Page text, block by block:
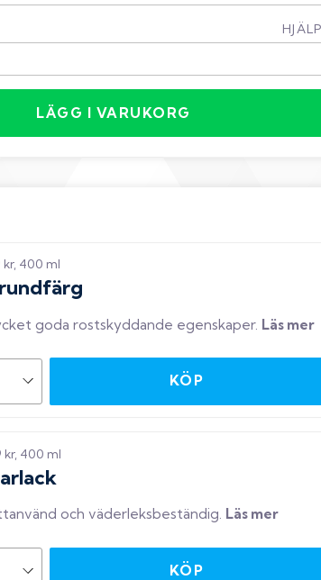
HJÄLP
LÄGG I VARUKORG
kr, 400 ml
goda rostskyddande egenskaper. Läs mer
KÖP
kr, 400 ml
och väderleksbeständig. Läs mer
KÖP